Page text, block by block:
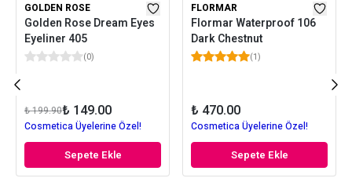
GOLDEN ROSE
Golden Rose Dream Eyes
Eyeliner 405
(0)
₺ 199.90₺ 149.00
Cosmetica Üyelerine Özel!
Sepete Ekle
FLORMAR
Flormar Waterproof 106
Dark Chestnut
(1)
₺ 470.00
Cosmetica Üyelerine Özel!
Sepete Ekle